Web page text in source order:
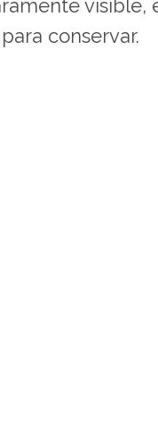
visible,
conservar.